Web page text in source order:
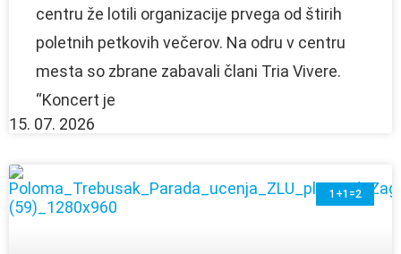
centru že lotili organizacije prvega od štirih
poletnih petkovih večerov. Na odru v centru
mesta so zbrane zabavali člani Tria Vivere.
“Koncert je
15. 07. 2026
1+1=2